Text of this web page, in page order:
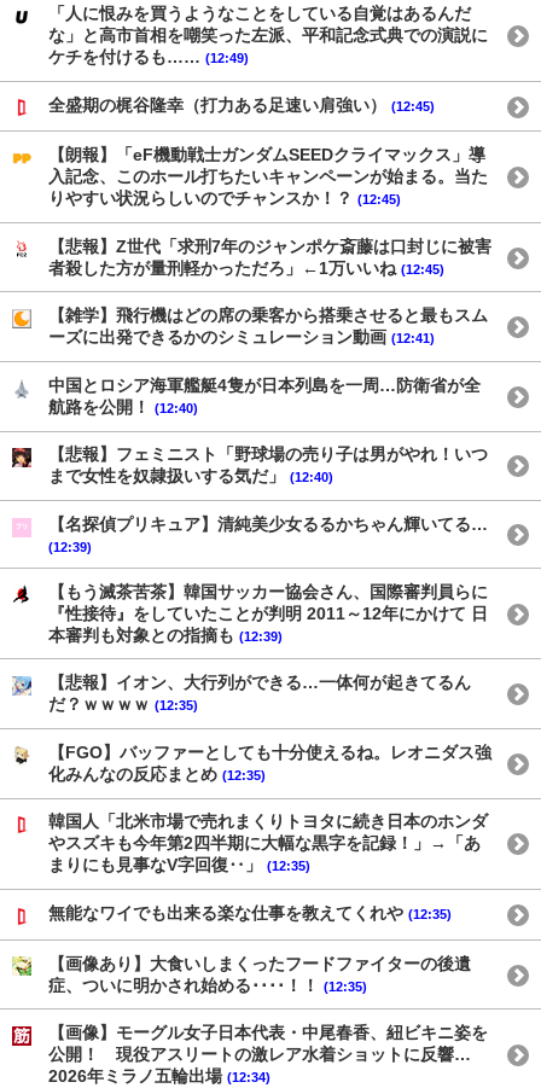
「人に恨みを買うようなことをしている自覚はあるんだ
な」と高市首相を嘲笑った左派、平和記念式典での演説に
ケチを付けるも…… (12:49)
全盛期の梶谷隆幸（打力ある足速い肩強い） (12:45)
【朗報】「eF機動戦士ガンダムSEEDクライマックス」導
入記念、このホール打ちたいキャンペーンが始まる。当た
りやすい状況らしいのでチャンスか！？ (12:45)
【悲報】Z世代「求刑7年のジャンポケ斎藤は口封じに被害
者殺した方が量刑軽かっただろ」←1万いいね (12:45)
【雑学】飛行機はどの席の乗客から搭乗させると最もスム
ーズに出発できるかのシミュレーション動画 (12:41)
中国とロシア海軍艦艇4隻が日本列島を一周…防衛省が全
航路を公開！
(12:40)
【悲報】フェミニスト「野球場の売り子は男がやれ！いつ
まで女性を奴隷扱いする気だ」
(12:40)
【名探偵プリキュア】清純美少女るるかちゃん輝いてる…
(12:39)
【もう滅茶苦茶】韓国サッカー協会さん、国際審判員らに
『性接待』をしていたことが判明 2011～12年にかけて 日
本審判も対象との指摘も (12:39)
【悲報】イオン、大行列ができる…一体何が起きてるん
だ？ｗｗｗｗ (12:35)
【FGO】バッファーとしても十分使えるね。レオニダス強
化みんなの反応まとめ (12:35)
韓国人「北米市場で売れまくりトヨタに続き日本のホンダ
やスズキも今年第2四半期に大幅な黒字を記録！」→「あ
まりにも見事なV字回復‥」
(12:35)
無能なワイでも出来る楽な仕事を教えてくれや (12:35)
【画像あり】大食いしまくったフードファイターの後遺
症、ついに明かされ始める････！！
(12:35)
【画像】モーグル女子日本代表・中尾春香、紐ビキニ姿を
公開！ 現役アスリートの激レア水着ショットに反響…
2026年ミラノ五輪出場 (12:34)